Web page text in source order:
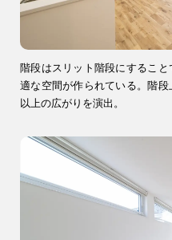
階段はスリット階段にするこ
適な空間が作られている。階
以上の広がりを演出。